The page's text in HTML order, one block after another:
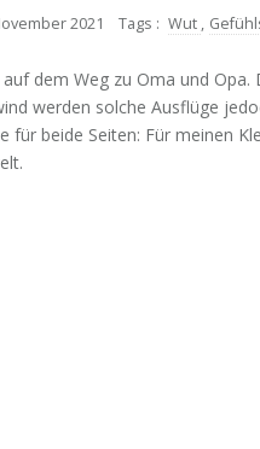
2021 Tags : Wut ,
dem Weg zu Oma und
werden solche Ausflüge
für beide Seiten: Für meinen